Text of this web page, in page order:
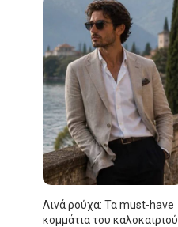
Λινά ρούχα: Τα must-have
κομμάτια του καλοκαιριού